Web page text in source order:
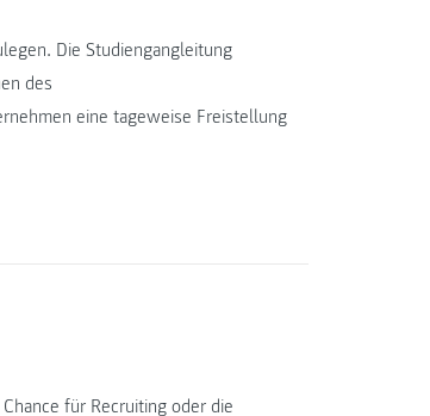
Die Studiengangleitung
des
eine tageweise Freistellung
für Recruiting oder die